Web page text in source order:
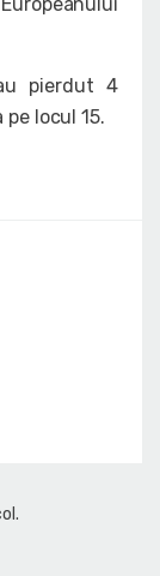
pierdut 4
locul 15.